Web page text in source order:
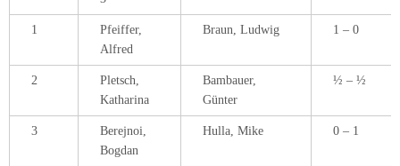
1
Pfeiffer,
Alfred
Braun, Ludwig 1 – 0
2
Pletsch,
Katharina
Bambauer,
Günter
½ – ½
3
Berejnoi,
Bogdan
Hulla, Mike 0 – 1